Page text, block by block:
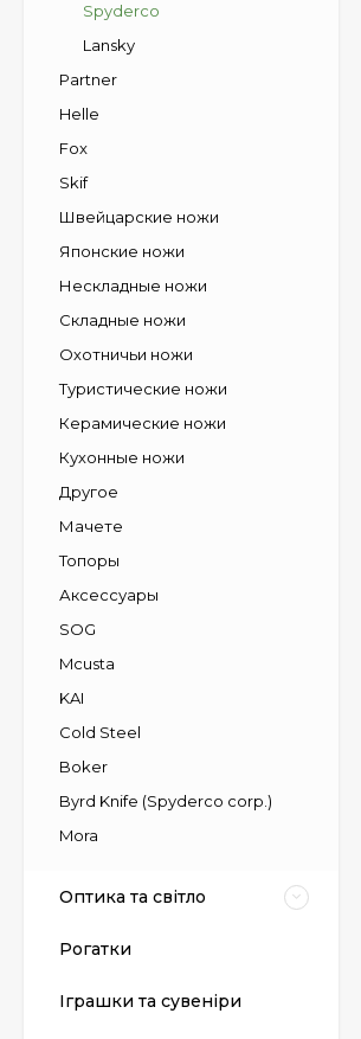
Spyderco
Lansky
Partner
Helle
Fox
Skif
Швейцарские ножи
Японские ножи
Нескладные ножи
Складные ножи
Охотничьи ножи
Туристические ножи
Керамические ножи
Кухонные ножи
Другое
Мачете
Топоры
Аксессуары
SOG
Mcusta
KAI
Cold Steel
Boker
Byrd Knife (Spyderco corp.)
Mora
Оптика та світло
Рогатки
Іграшки та сувеніри
пистолет Colt Special